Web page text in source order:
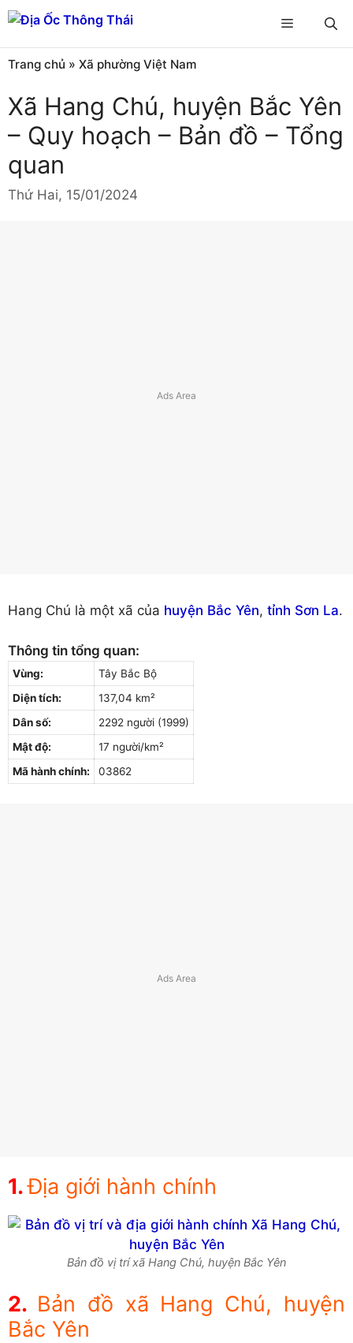
Chuyển
đến
nội
dung
Menu
Trang chủ » Xã phường Việt Nam
Xã Hang Chú, huyện Bắc Yên
– Quy hoạch – Bản đồ – Tổng
quan
Thứ Hai, 15/01/2024
Hang Chú là một xã của huyện Bắc Yên, tỉnh Sơn La.
Thông tin tổng quan:
Vùng:
Tây Bắc Bộ
Diện tích:
137,04 km²
Dân số:
2292 người (1999)
Mật độ:
17 người/km²
Mã hành chính:
03862
Địa giới hành chính
Bản đồ vị trí xã Hang Chú, huyện Bắc Yên
Bản đồ xã Hang Chú, huyện
Bắc Yên